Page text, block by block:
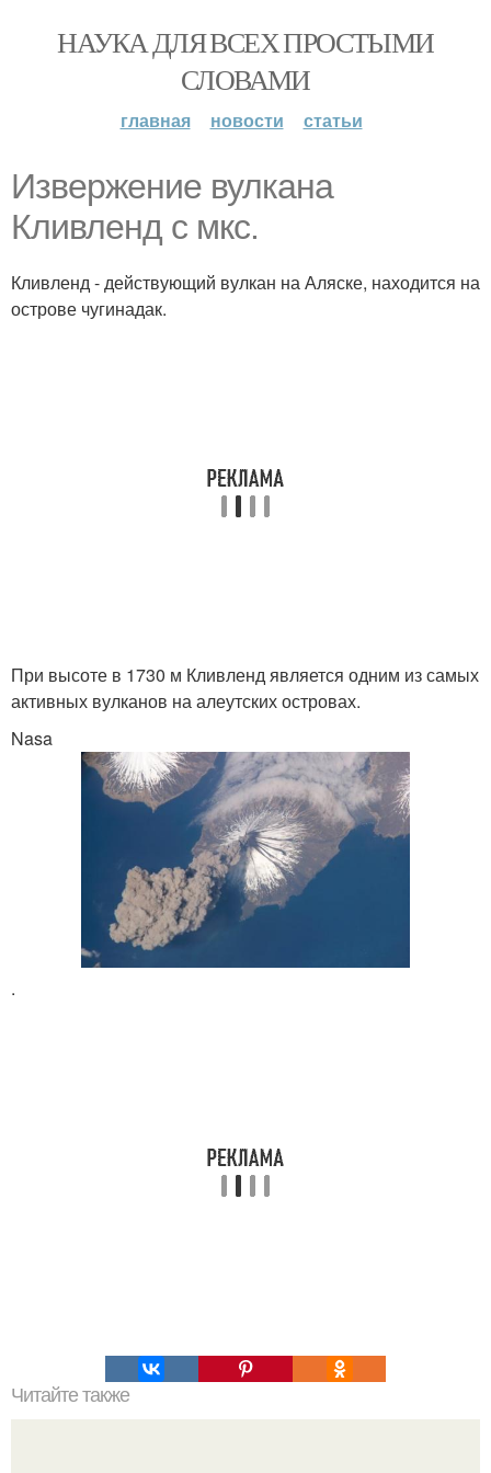
НАУКА ДЛЯ ВСЕХ ПРОСТЫМИ
СЛОВАМИ
главная новости статьи
Извержение вулкана
Кливленд с мкс.
Кливленд - действующий вулкан на Аляске, находится на
острове чугинадак.
При высоте в 1730 м Кливленд является одним из самых
активных вулканов на алеутских островах.
Nasa
.
Читайте также